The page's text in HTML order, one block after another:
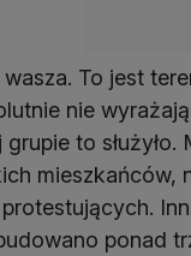
To jest
nie
to służyło.
mieszkańców,
ponad